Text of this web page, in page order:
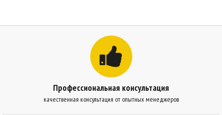
Профессиональная консультация
качественная консультация от опытных менеджеров